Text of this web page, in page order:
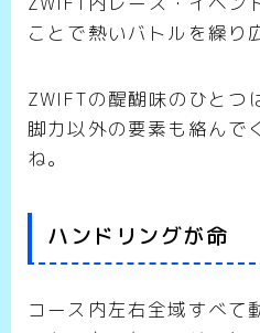
ことで熱いバトルを繰り
ZWIFTの醍醐味のひとつ
脚力以外の要素も絡んで
ね。
ハンドリングが命
コース内左右全域すべて